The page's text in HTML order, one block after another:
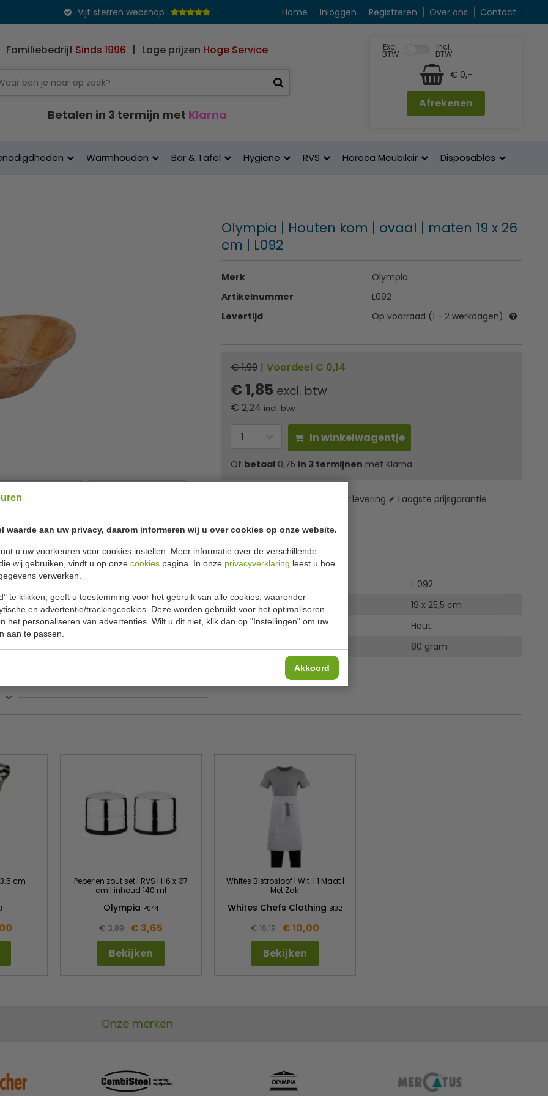
waarde aan uw privacy, daarom informeren wij u over cookies op onze website.
u uw voorkeuren voor cookies instellen. Meer informatie over de verschillende
wij gebruiken, vindt u op onze cookies pagina. In onze privacyverklaring leest u hoe
verwerken.
te klikken, geeft u toestemming voor het gebruik van alle cookies, waaronder
en advertentie/trackingcookies. Deze worden gebruikt voor het optimaliseren
het personaliseren van advertenties. Wilt u dit niet, klik dan op "Instellingen" om uw
aan te passen.
Akkoord
Vijf sterren webshop Home Inloggen Registreren Over ons Contact
Familiebedrijf Sinds 1996 | Lage prijzen Hoge Service
Betalen in 3 termijn met Klarna
Excl.
BTW
Incl.
BTW
€ 0,-
Afrekenen
Warmhouden Bar & Tafel Hygiene RVS Horeca Meubilair Disposables
Olympia | Houten kom | ovaal | maten 19 x 26
cm | L092
Merk
Olympia
Artikelnummer
L092
Levertijd
Op voorraad (1 - 2 werkdagen)
€ 1,99 | Voordeel € 0,14
€ 1,85 excl. btw
€ 2,24 incl. btw
In winkelwagentje
Of betaal0,75 in 3 termijnen met Klarna
✔ Gratis verzending* ✔ 24 uur levering ✔ Laagste prijsgarantie
tafel of buffetdisplay met zijn fraaie
als brood of fruit. Niet
Ook verkrijgbaar in groter formaat
Specificaties
L 092
B x D
19 x 25,5 cm
Materiaal
Hout
Gewicht
80 gram
cm
Peper en zout set | RVS | H6 x Ø7
cm | inhoud 140 ml
Olympia P044
€ 3,89 € 3,65
Bekijken
Whites Bistrosloof | Wit | 1 Maat |
Met Zak
Whites Chefs Clothing B132
€ 10,19 € 10,00
Bekijken
Onze merken